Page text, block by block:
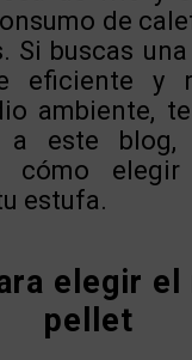
de
Si buscas
eficiente y
ambiente,
a este
cómo
estufa.
elegir el
pellet